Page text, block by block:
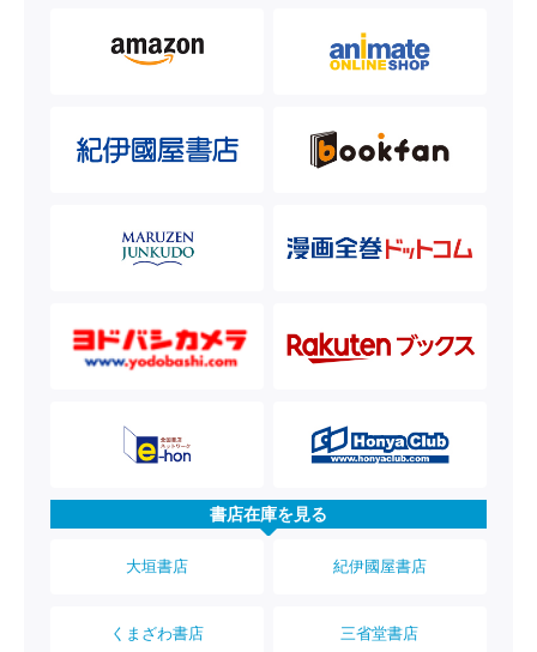
書店在庫を見る
大垣書店 紀伊國屋書店
くまざわ書店 三省堂書店